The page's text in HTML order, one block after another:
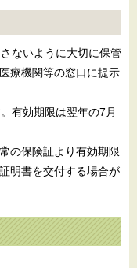
ないように大切に保管
療機関等の窓口に提示
有効期限は翌年の7月
の保険証より有効期限
明書を交付する場合が